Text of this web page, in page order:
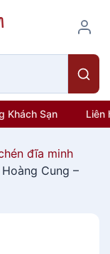
Khách Sạn Liên
đĩa minh
Cung –